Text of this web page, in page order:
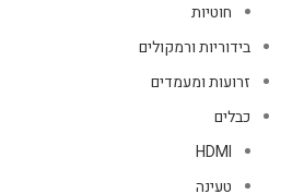
חוטיות
בידוריות ורמקולים
זרועות ומעמדים
כבלים
HDMI
טעינה